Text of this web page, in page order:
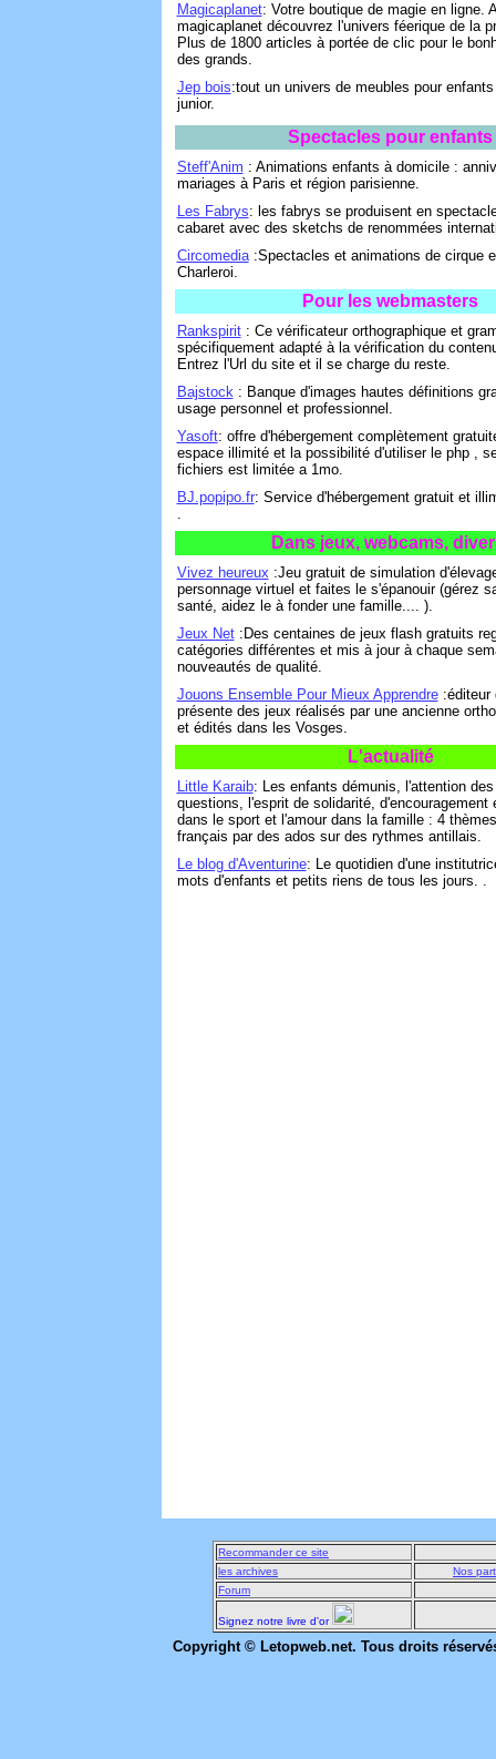
Magicaplanet: Votre boutique de magie en ligne.
magicaplanet découvrez l'univers féerique de la
Plus de 1800 articles à portée de clic pour le
des grands.
Jep bois:tout un univers de meubles pour
junior.
Spectacles pour enfants
Steff'Anim : Animations enfants à domicile :
mariages à Paris et région parisienne.
Les Fabrys: les fabrys se produisent en
cabaret avec des sketchs de renommées
Circomedia:Spectacles et animations de cirque
Charleroi.
Pour les webmasters
Rankspirit: Ce vérificateur orthographique et
spécifiquement adapté à la vérification du
Entrez l'Url du site et il se charge du reste.
Bajstock: Banque d'images hautes définitions
usage personnel et professionnel.
Yasoft: offre d'hébergement complètement
espace illimité et la possibilité d'utiliser le php ,
fichiers est limitée a 1mo.
BJ.popipo.fr: Service d'hébergement gratuit et
.
Dans jeux, webcams,
Vivez heureux :Jeu gratuit de simulation
personnage virtuel et faites le s'épanouir (gérez
santé, aidez le à fonder une famille.... ).
Jeux Net:Des centaines de jeux flash gratuits
catégories différentes et mis à jour à chaque
nouveautés de qualité.
Jouons Ensemble Pour Mieux Apprendre:éditeur
présente des jeux réalisés par une ancienne
et édités dans les Vosges.
L'actualité
Little Karaib: Les enfants démunis, l'attention
questions, l'esprit de solidarité, d'encouragement
dans le sport et l'amour dans la famille : 4
français par des ados sur des rythmes antillais.
Le blog d'Aventurine: Le quotidien d'une
mots d'enfants et petits riens de tous les jours. .
Recommander ce site
les archives
Nos
Forum
Signez notre livre d'or
Copyright © Letopweb.net. Tous droits